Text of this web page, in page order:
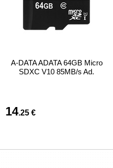
A-DATA ADATA 64GB Micro
SDXC V10 85MB/s Ad.
14.25 €